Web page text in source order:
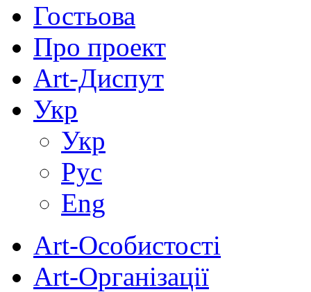
Гостьова
Про проект
Art-Диспут
Укр
Укр
Рус
Eng
Art-Особистості
Art-Організації